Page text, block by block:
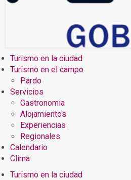
Turismo en la ciudad
Turismo en el campo
Pardo
Servicios
Gastronomia
Alojamientos
Experiencias
Regionales
Calendario
Clima
Turismo en la ciudad